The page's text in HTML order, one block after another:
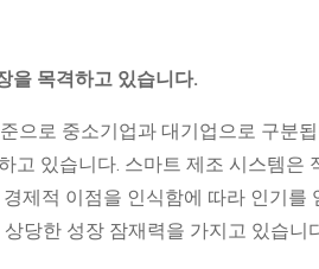
을 목격하고 있습니다.
으로 중소기업과 대기업으로 구분
고 있습니다. 스마트 제조 시스템은
제적 이점을 인식함에 따라 인기를
당한 성장 잠재력을 가지고 있습니